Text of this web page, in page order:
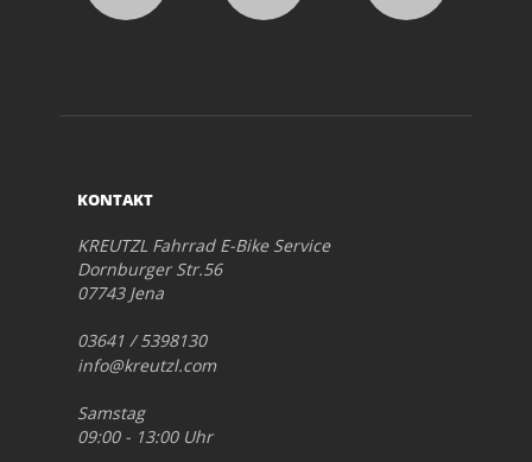
KONTAKT
KREUTZL Fahrrad E-Bike Service
Dornburger Str.56
07743 Jena
03641 / 5398130
info@kreutzl.com
Samstag
09:00 - 13:00 Uhr